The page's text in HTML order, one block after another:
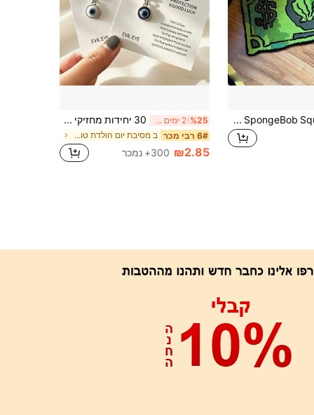
SpongeBob SquarePants 1pc שטיח דוגמת סנדי צ'יקס 40cm X 60cm, מתאים לחדר שינה, סלון, ליד המיטה, כניסה ואזורי בית אחרים. שטיחון דלת ללא החלקה, מתנה אידיאלית למעריצים וחובבים, גם בחירה נהדרת לחג המולד. %25 2 ימים אחרונים 30 יחידות מחזיקי מפתחות טורקיים קלאסיים עם עין הרע | כולל כרטיס ומפתחות | כרטיס ברכה בלעדי | מתאים למתנות צוות, מתנות לעבודה, עיצוב אריזה, עיצוב ארנק, עיצוב מפתחות לבית, מתנות לחג המולד, מתנות חג ההודיה | מתנות למסיבה
6# רבי מכר ב מסיבת יום הולדת טובות מפלגה אחרות
₪2.85 300+ נמכר
אפליקציה